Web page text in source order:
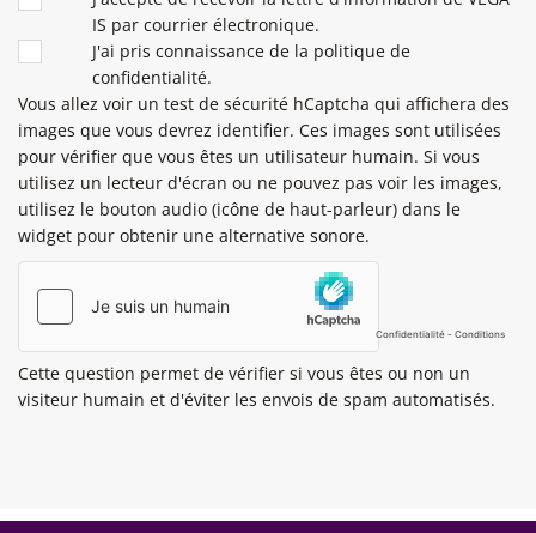
IS par courrier électronique.
J'ai pris connaissance de la politique de
confidentialité.
Vous allez voir un test de sécurité hCaptcha qui affichera des
images que vous devrez identifier. Ces images sont utilisées
pour vérifier que vous êtes un utilisateur humain. Si vous
utilisez un lecteur d'écran ou ne pouvez pas voir les images,
utilisez le bouton audio (icône de haut-parleur) dans le
widget pour obtenir une alternative sonore.
Cette question permet de vérifier si vous êtes ou non un
visiteur humain et d'éviter les envois de spam automatisés.